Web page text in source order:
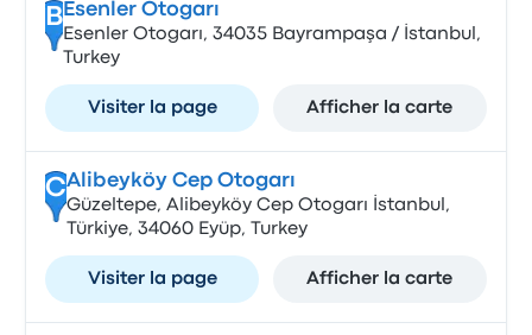
B Esenler Otogarı
Esenler Otogarı, 34035 Bayrampaşa / İstanbul,
Turkey
Visiter la page Afficher la carte
CAlibeyköy Cep Otogarı
Güzeltepe, Alibeyköy Cep Otogarı İstanbul,
Türkiye, 34060 Eyüp, Turkey
Visiter la page Afficher la carte